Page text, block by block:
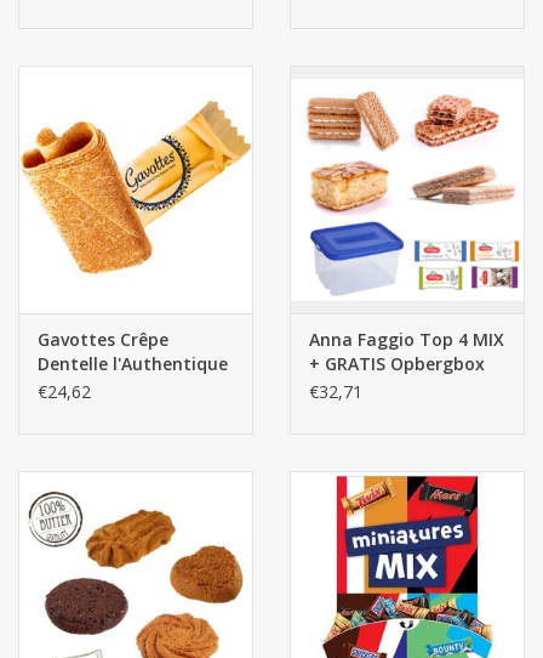
Gavottes Crêpe
Dentelle l'Authentique
200st.
€24,62
Anna Faggio Top 4 MIX
+ GRATIS Opbergbox
€32,71